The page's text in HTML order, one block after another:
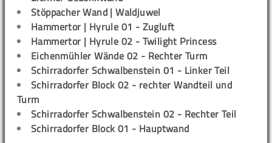
Stöppacher Wand | Waldjuwel
Hammertor | Hyrule 01 - Zugluft
Hammertor | Hyrule 02 - Twilight Princess
Eichenmühler Wände 02 - Rechter Turm
Schirradorfer Schwalbenstein 01 - Linker Teil
Schirradorfer Block 02 - rechter Wandteil und
Turm
Schirradorfer Schwalbenstein 02 - Rechter Teil
Schirradorfer Block 01 - Hauptwand